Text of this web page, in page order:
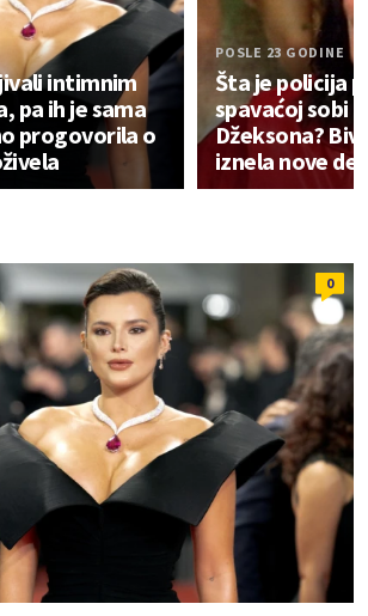
intimnim
pa ih je sama
progovorila o
POSLE 23 GODINE
Šta je policija
spavaćoj sobi
Džeksona?
iznela nove
0